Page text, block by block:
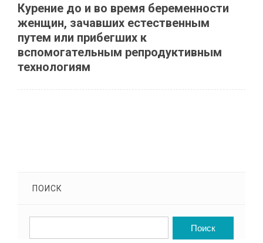
Курение до и во время беременности
женщин, зачавших естественным
путем или прибегших к
вспомогательным репродуктивным
технологиям
ПОИСК